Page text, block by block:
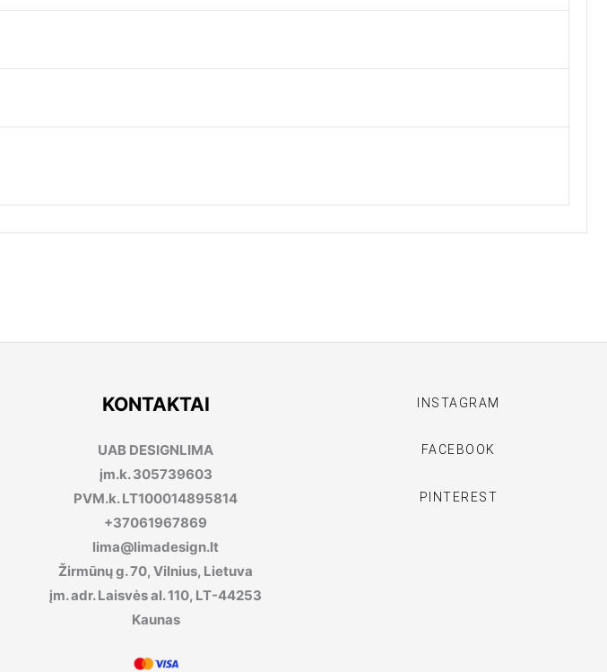
KONTAKTAI
UAB DESIGNLIMA
įm.k. 305739603
PVM.k. LT100014895814
+37061967869
lima@limadesign.lt
Žirmūnų g. 70, Vilnius, Lietuva
įm. adr. Laisvės al. 110, LT-44253
Kaunas
INSTAGRAM
FACEBOOK
PINTEREST